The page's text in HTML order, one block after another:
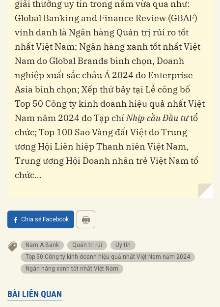
giải thưởng uy tín trong năm vừa qua như:
Global Banking and Finance Review (GBAF)
vinh danh là Ngân hàng Quản trị rủi ro tốt
nhất Việt Nam; Ngân hàng xanh tốt nhất Việt
Nam do Global Brands bình chọn, Doanh
nghiệp xuất sắc châu Á 2024 do Enterprise
Asia bình chọn; Xếp thứ bảy tại Lễ công bố
Top 50 Công ty kinh doanh hiệu quả nhất Việt
Nam năm 2024 do Tạp chíNhịp cầu Đầu tưtổ
chức; Top 100 Sao Vàng đất Việt do Trung
ương Hội Liên hiệp Thanh niên Việt Nam,
Trung ương Hội Doanh nhân trẻ Việt Nam tổ
chức…
Chia sẻ Facebook
Nam A Bank quản trị rủi
uy tín
Top 50 Công ty kinh doanh hiệu quả nhất Việt Nam năm 2024
Ngân hàng xanh tốt nhất Việt Nam
BÀI LIÊN QUAN